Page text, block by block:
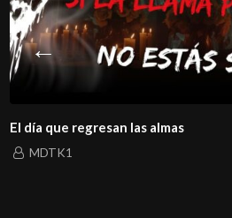
El día que regresan las almas
MDTK1